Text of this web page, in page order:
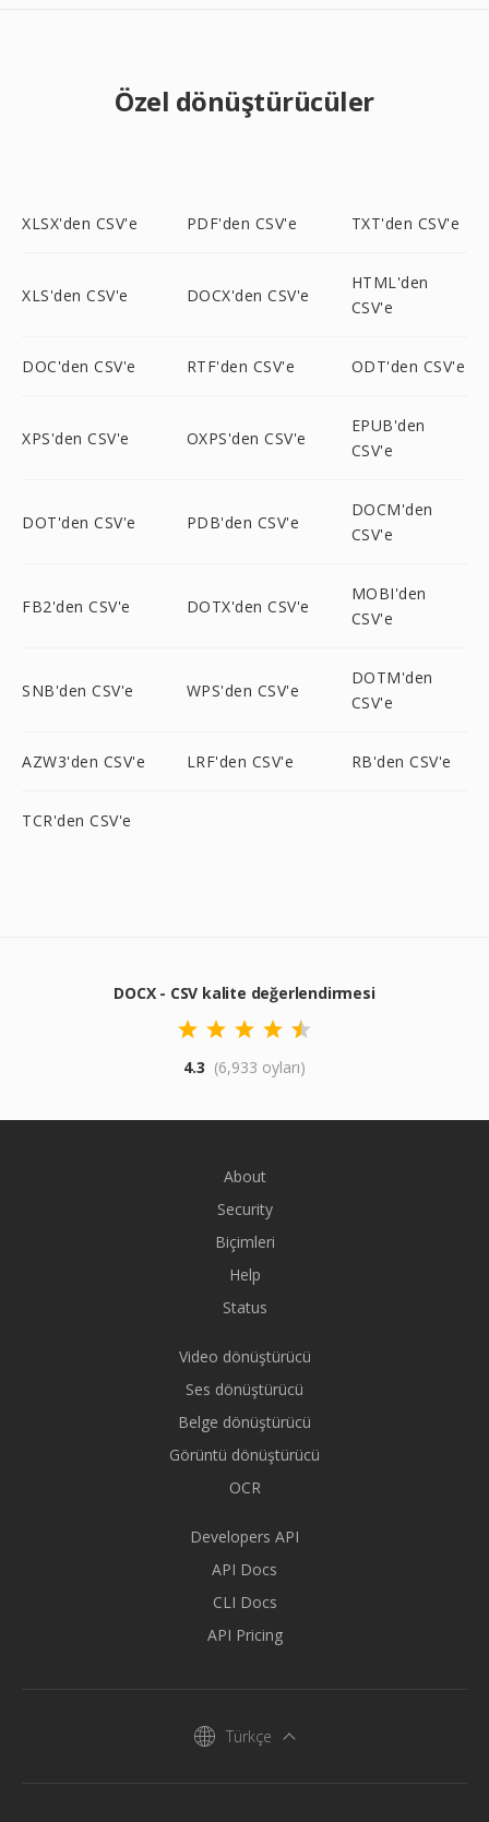
Özel dönüştürücüler
XLSX'den CSV'e PDF'den CSV'e TXT'den CSV'e
XLS'den CSV'e DOCX'den CSV'e
HTML'den
CSV'e
DOC'den CSV'e RTF'den CSV'e ODT'den CSV'e
XPS'den CSV'e OXPS'den CSV'e
EPUB'den
CSV'e
DOT'den CSV'e PDB'den CSV'e
DOCM'den
CSV'e
FB2'den CSV'e DOTX'den CSV'e
MOBI'den
CSV'e
SNB'den CSV'e WPS'den CSV'e
DOTM'den
CSV'e
AZW3'den CSV'e LRF'den CSV'e RB'den CSV'e
TCR'den CSV'e
DOCX - CSV kalite değerlendirmesi
4.3 (6,933 oyları)
About
Security
Biçimleri
Help
Status
Video dönüştürücü
Ses dönüştürücü
Belge dönüştürücü
Görüntü dönüştürücü
OCR
Developers API
API Docs
CLI Docs
API Pricing
Türkçe